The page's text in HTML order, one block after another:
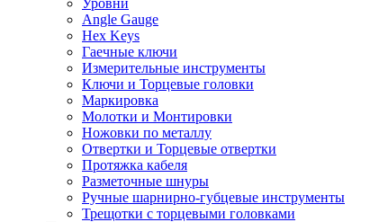
Уровни
Angle Gauge
Hex Keys
Гаечные ключи
Измерительные инструменты
Ключи и Торцевые головки
Маркировка
Молотки и Монтировки
Ножовки по металлу
Отвертки и Торцевые отвертки
Протяжка кабеля
Разметочные шнуры
Ручные шарнирно-губцевые инструменты
Трещотки с торцевыми головками